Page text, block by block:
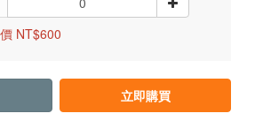
NT$600
立即購買